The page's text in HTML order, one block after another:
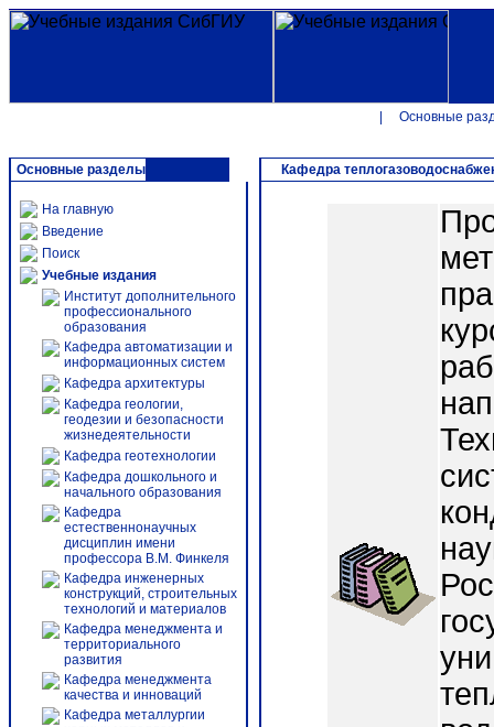
Основные
Основные разделы
На главную
Введение
Поиск
Учебные издания
Институт дополнительного
профессионального
образования
Кафедра автоматизации и
информационных систем
Кафедра архитектуры
Кафедра геологии,
геодезии и безопасности
жизнедеятельности
Кафедра геотехнологии
Кафедра дошкольного и
начального образования
Кафедра
естественнонаучных
дисциплин имени
профессора В.М. Финкеля
Кафедра инженерных
конструкций, строительных
технологий и материалов
Кафедра менеджмента и
территориального
развития
Кафедра менеджмента
качества и инноваций
Кафедра металлургии
Кафедра